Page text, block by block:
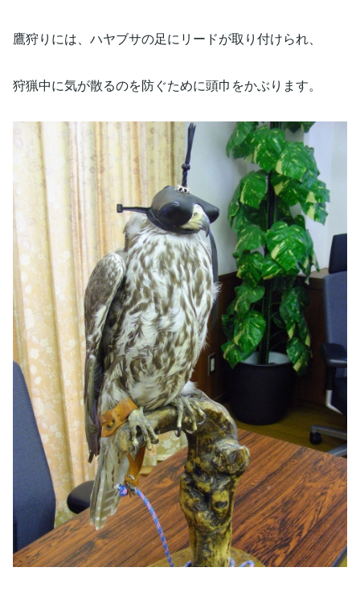
鷹狩りには、ハヤブサの足にリードが取り付けられ、
狩猟中に気が散るのを防ぐために頭巾をかぶります。